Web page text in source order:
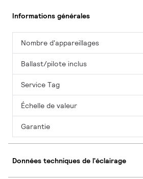
Informations générales
Nombre d'appareillages
Ballast/pilote inclus
Service Tag
Échelle de valeur
Garantie
Données techniques de l'éclairage